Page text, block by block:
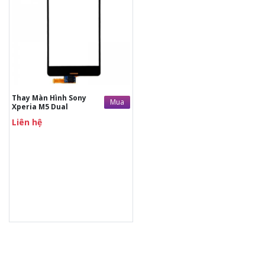
Thay Màn Hình Sony
Xperia M5 Dual
Mua
Liên hệ
thay
Bảo hành 12 tháng